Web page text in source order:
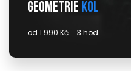
Geometrie kol
od 1.990 Kč 3 hod